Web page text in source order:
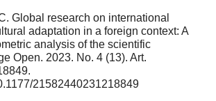
Global research on international
adaptation in a foreign context: A
analysis of the scientific
Open. 2023. No. 4 (13). Art.
21582440231218849